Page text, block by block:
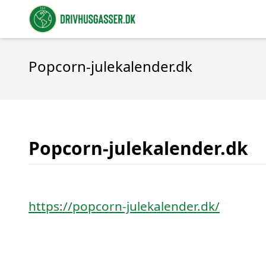
Popcorn-julekalender.dk
Popcorn-julekalender.dk
https://popcorn-julekalender.dk/